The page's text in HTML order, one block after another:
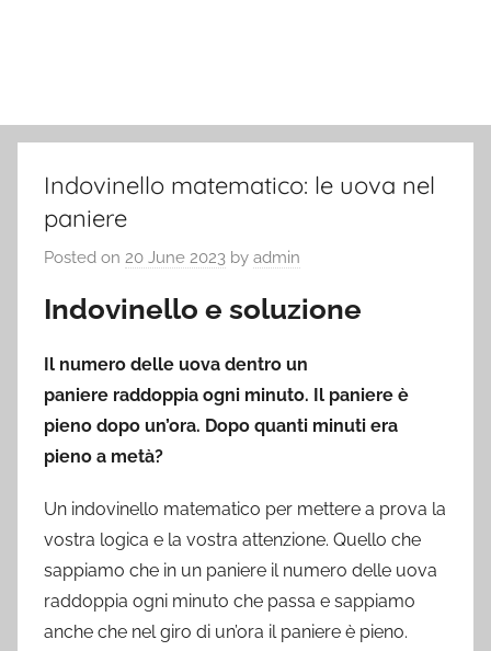
Indovinello matematico: le uova nel
paniere
Posted on 20 June 2023 by admin
Indovinello e soluzione
Il numero delle uova dentro un
paniere raddoppia ogni minuto. Il paniere è
pieno dopo un’ora. Dopo quanti minuti era
pieno a metà?
Un indovinello matematico per mettere a prova la
vostra logica e la vostra attenzione. Quello che
sappiamo che in un paniere il numero delle uova
raddoppia ogni minuto che passa e sappiamo
anche che nel giro di un’ora il paniere è pieno.